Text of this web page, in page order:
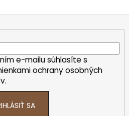
e-mailu súhlasíte s
ochrany osobných
SA